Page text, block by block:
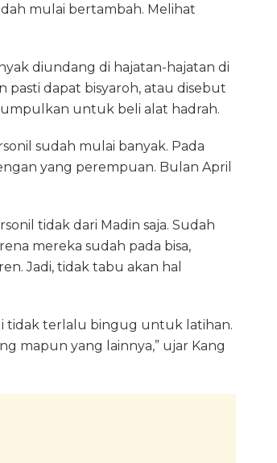
mulai bertambah. Melihat
diundang di hajatan-hajatan di
pasti dapat bisyaroh, atau disebut
untuk beli alat hadrah.
sudah mulai banyak. Pada
yang perempuan. Bulan April
tidak dari Madin saja. Sudah
mereka sudah pada bisa,
Jadi, tidak tabu akan hal
tidak terlalu bingug untuk latihan.
mapun yang lainnya,” ujar Kang